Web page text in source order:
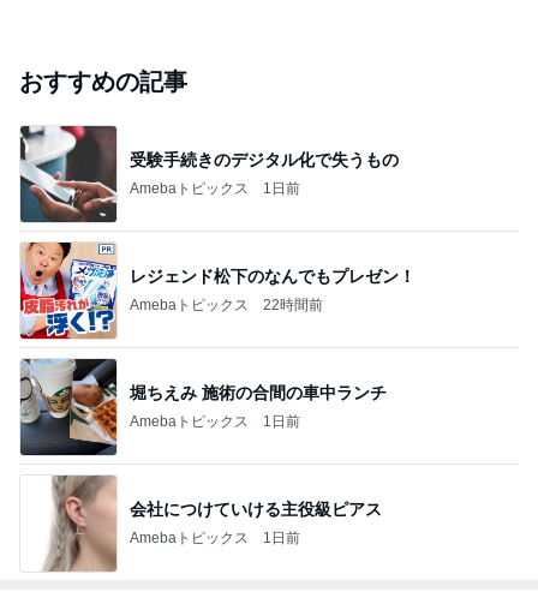
おすすめの記事
受験手続きのデジタル化で失うもの
Amebaトピックス 1日前
レジェンド松下のなんでもプレゼン！
Amebaトピックス 22時間前
堀ちえみ 施術の合間の車中ランチ
Amebaトピックス 1日前
会社につけていける主役級ピアス
Amebaトピックス 1日前